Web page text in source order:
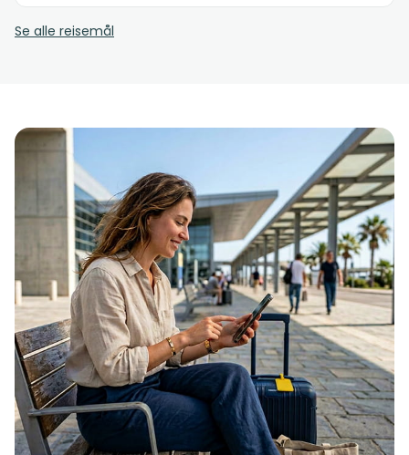
Se alle reisemål